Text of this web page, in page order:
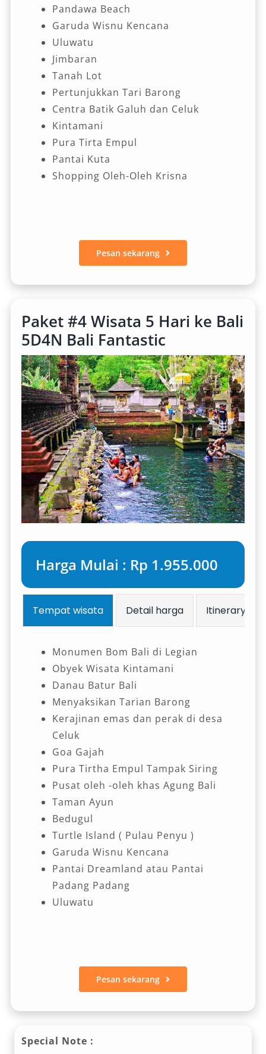
Pandawa Beach
Garuda Wisnu Kencana
Uluwatu
Jimbaran
Tanah Lot
Pertunjukkan Tari Barong
Centra Batik Galuh dan Celuk
Kintamani
Pura Tirta Empul
Pantai Kuta
Shopping Oleh-Oleh Krisna
Pesan sekarang
Paket #4 Wisata 5 Hari ke Bali
5D4N Bali Fantastic
Harga Mulai : Rp 1.955.000
Tempat wisata Detail harga Itinerary
Monumen Bom Bali di Legian
Obyek Wisata Kintamani
Danau Batur Bali
Menyaksikan Tarian Barong
Kerajinan emas dan perak di desa
Celuk
Goa Gajah
Pura Tirtha Empul Tampak Siring
Pusat oleh -oleh khas Agung Bali
Taman Ayun
Bedugul
Turtle Island ( Pulau Penyu )
Garuda Wisnu Kencana
Pantai Dreamland atau Pantai
Padang Padang
Uluwatu
Pesan sekarang
Special Note :